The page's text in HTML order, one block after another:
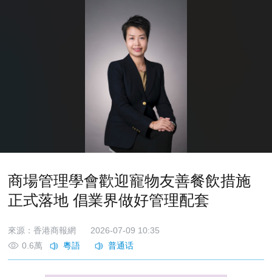
商場管理學會歡迎寵物友善餐飲措施
正式落地 倡業界做好管理配套
來源：香港商報網
2026-07-09 10:35
0.6萬